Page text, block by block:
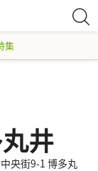
集
井
央街9-1 博多丸